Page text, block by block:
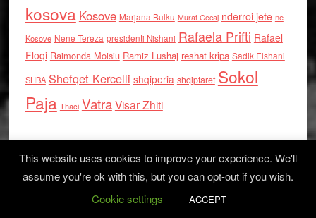
kosova Kosove Marjana Bulku Murat Gecaj nderroi jete ne
Kosove Nene Tereza presidenti Nishani Rafaela Prifti Rafael
Floqi Raimonda Moisiu Ramiz Lushaj reshat kripa Sadik Elshani
SHBA Shefqet Kercelli shqiperia shqiptaret Sokol
Paja Thaci VatraVisar Zhiti
Log in
This website uses cookies to improve your experience. We'll
assume you're ok with this, but you can opt-out if you wish.
Cookie settings
ACCEPT